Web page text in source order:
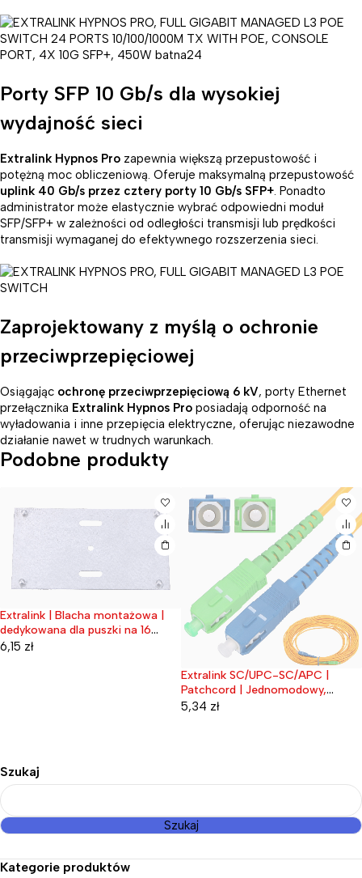
Porty SFP 10 Gb/s dla wysokiej
wydajność sieci
Extralink Hypnos Pro zapewnia większą przepustowość i
potężną moc obliczeniową. Oferuje maksymalną przepustowość
uplink 40 Gb/s przez cztery porty 10 Gb/s SFP+. Ponadto
administrator może elastycznie wybrać odpowiedni moduł
SFP/SFP+ w zależności od odległości transmisji lub prędkości
transmisji wymaganej do efektywnego rozszerzenia sieci.
Zaprojektowany z myślą o ochronie
przeciwprzepięciowej
Osiągając ochronę przeciwprzepięciową 6 kV, porty Ethernet
przełącznika Extralink Hypnos Pro posiadają odporność na
wyładowania i inne przepięcia elektryczne, oferując niezawodne
działanie nawet w trudnych warunkach.
Podobne produkty
| Blacha montażowa |
dla puszki na 16
Wyprzedane
Extralink SC/UPC-SC/APC |
Patchcord | Jednomodowy,
Simplex, 3mm, 3m
|
28,77
Szukaj
Szukaj
Kategorie produktów